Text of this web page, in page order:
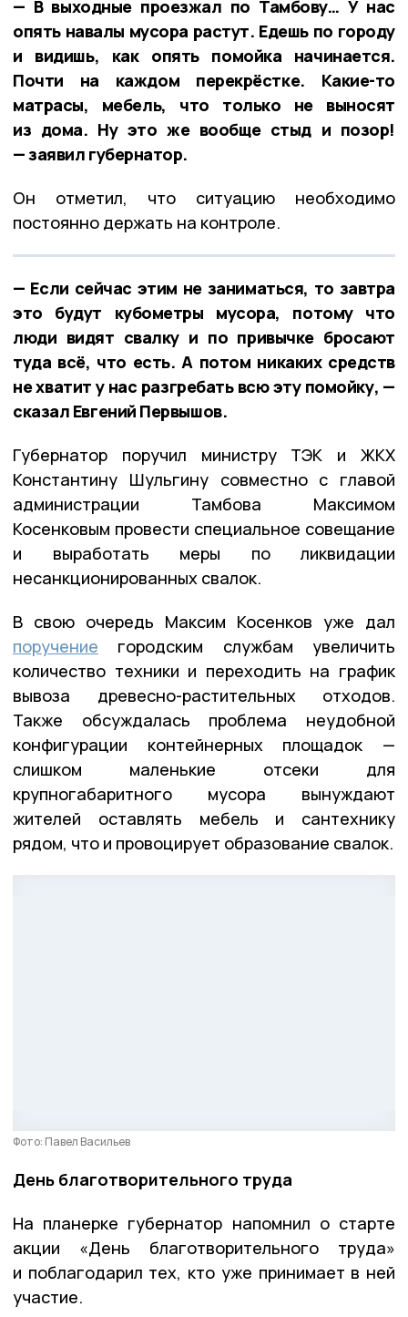
— В выходные проезжал по Тамбову… У нас
опять навалы мусора растут. Едешь по городу
и видишь, как опять помойка начинается.
Почти на каждом перекрёстке. Какие-то
матрасы, мебель, что только не выносят
из дома. Ну это же вообще стыд и позор!
— заявил губернатор.
Он отметил, что ситуацию необходимо
постоянно держать на контроле.
— Если сейчас этим не заниматься, то завтра
это будут кубометры мусора, потому что
люди видят свалку и по привычке бросают
туда всё, что есть. А потом никаких средств
не хватит у нас разгребать всю эту помойку, —
сказал Евгений Первышов.
Губернатор поручил министру ТЭК и ЖКХ
Константину Шульгину совместно с главой
администрации Тамбова Максимом
Косенковым провести специальное совещание
и выработать меры по ликвидации
несанкционированных свалок.
В свою очередь Максим Косенков уже дал
поручение городским службам увеличить
количество техники и переходить на график
вывоза древесно-растительных отходов.
Также обсуждалась проблема неудобной
конфигурации контейнерных площадок —
слишком маленькие отсеки для
крупногабаритного мусора вынуждают
жителей оставлять мебель и сантехнику
рядом, что и провоцирует образование свалок.
Фото: Павел Васильев
День благотворительного труда
На планерке губернатор напомнил о старте
акции «День благотворительного труда»
и поблагодарил тех, кто уже принимает в ней
участие.